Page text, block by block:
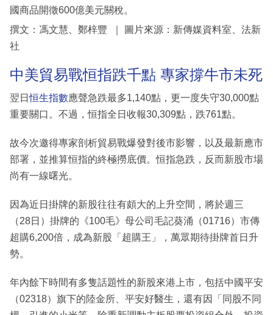
國商品開徵600億美元關稅。
撰文：馮文慧、鄭梓豐 ｜ 圖片來源：新傳媒資料室、法新
社
中美貿易戰恒指跌千點 專家撐牛市未死
翌日恒生指數應聲急跌最多1,140點，更一度失守30,000點
重要關口。不過，恒指全日收報30,309點，跌761點。
故今次邀得專家剖析貿易戰爆發對後市影響，以及最新應市
部署，並推算恒指的終極撈底價。恒指急跌，反而新股市場
尚有一線曙光。
因為近日掛牌的新股往往有頗大的上升空間，將於週三
（28日）掛牌的《100毛》母公司毛記葵涌（01716）市傳
超購6,200倍，成為新股「超購王」，萬眾期待掛牌首日升
勢。
年內餘下時間有多隻話題性的新股來港上市，包括中國平安
（02318）旗下的陸金所、平安好醫生，還有因「同股不同